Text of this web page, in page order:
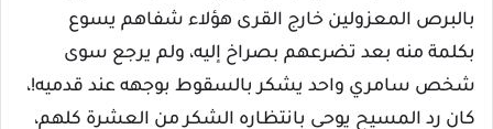
بالبرص المعزولين خارج القرى هؤلاء شفاهم يسوع
بكلمة منه بعد تضرعهم بصراخ إليه، ولم يرجع سوى
شخص سامري واحد يشكر بالسقوط بوجهه عند قدميه!،
كان رد المسيح يوحى بانتظاره الشكر من العشرة كلهم،